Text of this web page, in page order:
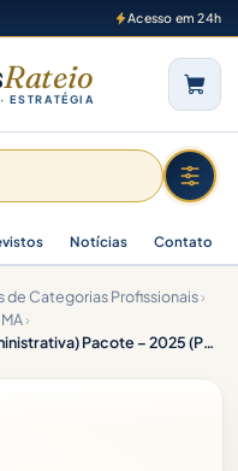
Acesso em 24h
Rateio
ESTRATÉGIA
Notícias Contato
de Categorias Profissionais›
›
CREA-MA (Agente Administrativo – Administrativa) Pacote – 2025 (Pós-Edital)